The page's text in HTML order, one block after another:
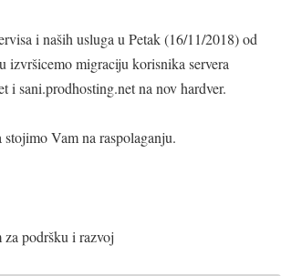
i naših usluga u Petak (16/11/2018) od
izvršicemo migraciju korisnika servera
i sani.prodhosting.net na nov hardver.
Vam na raspolaganju.
podršku i razvoj